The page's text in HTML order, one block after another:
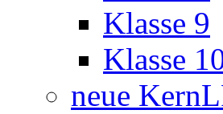
Klasse 9
Klasse
neue